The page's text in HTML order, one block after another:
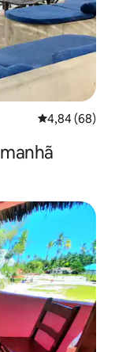
4,84 de uma
4,84 (68)